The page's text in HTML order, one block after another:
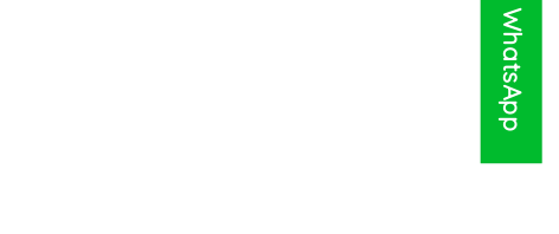
WhatsApp